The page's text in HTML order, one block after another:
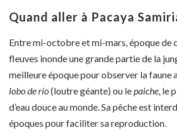
Quand aller à Pacaya
Entre mi-octobre et mi-mars, époque de
fleuves inonde une grande partie de la
meilleure époque pour observer la faune
lobo de río(loutre géante) ou lepaiche, le
d’eau douce au monde. Sa pêche est
époques pour faciliter sa reproduction.